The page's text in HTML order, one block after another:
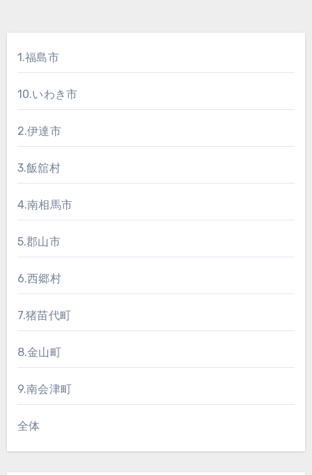
1.福島市
10.いわき市
2.伊達市
3.飯舘村
4.南相馬市
5.郡山市
6.西郷村
7.猪苗代町
8.金山町
9.南会津町
全体